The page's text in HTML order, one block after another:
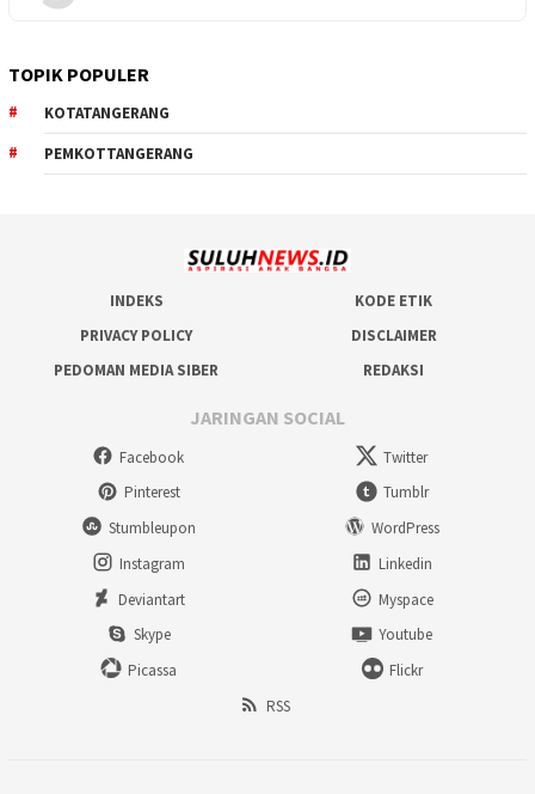
TOPIK POPULER
KOTATANGERANG
PEMKOTTANGERANG
INDEKS
KODE ETIK
PRIVACY POLICY
DISCLAIMER
PEDOMAN MEDIA SIBER
REDAKSI
JARINGAN SOCIAL
Facebook
Twitter
Pinterest
Tumblr
Stumbleupon
WordPress
Instagram
Linkedin
Deviantart
Myspace
Skype
Youtube
Picassa
Flickr
RSS